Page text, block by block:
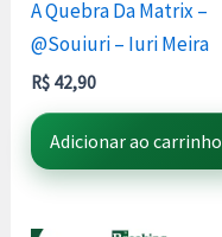
A Quebra Da Matrix –
@Souiuri – Iuri Meira
R$ 42,90
Adicionar ao carrinho